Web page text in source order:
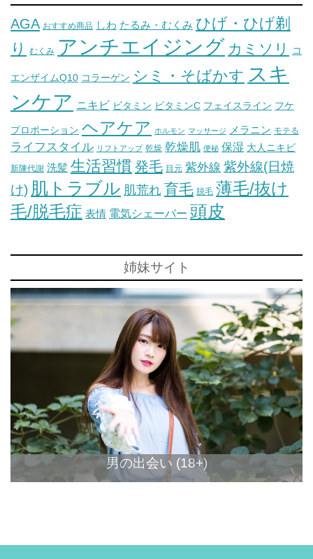
AGA おすすめ商品 しわ たるみ・むくみ ひげ・ひげ剃
り
むくみ アンチエイジング カミソリ コ
エンザイムQ10 コラーゲン シミ・そばかす スキ
ンケア ニキビ ビタミン ビタミンC フェイスライン フケ
プロポーション ヘアケア ホルモン マッサージ メラニン モテる
ライフスタイル リフトアップ 乾燥 乾燥肌 便秘 保湿 大人ニキビ
新陳代謝 洗髪 生活習慣 発毛 目元 紫外線 紫外線(日焼
け) 肌トラブル 肌荒れ育毛 脱毛 薄毛/抜け
毛/脱毛症 表情 電気シェーバー 頭皮
姉妹サイト
男の出会い (18+)